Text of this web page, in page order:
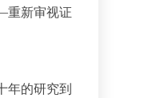
重新审视证
年的研究到